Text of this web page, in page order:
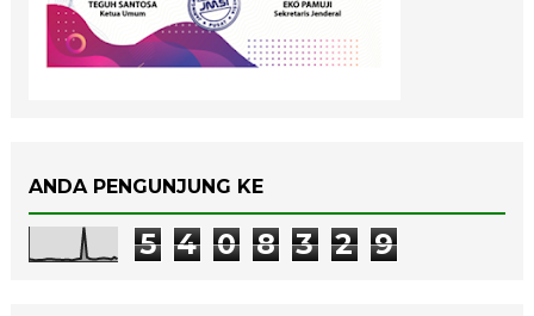
ANDA PENGUNJUNG KE
5 4 0 8 3 2 9